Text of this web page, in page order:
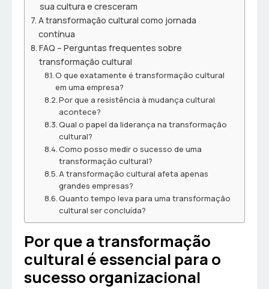
sua cultura e cresceram
A transformação cultural como jornada
contínua
FAQ – Perguntas frequentes sobre
transformação cultural
O que exatamente é transformação cultural
em uma empresa?
Por que a resistência à mudança cultural
acontece?
Qual o papel da liderança na transformação
cultural?
Como posso medir o sucesso de uma
transformação cultural?
A transformação cultural afeta apenas
grandes empresas?
Quanto tempo leva para uma transformação
cultural ser concluída?
Por que a transformação
cultural é essencial para o
sucesso organizacional